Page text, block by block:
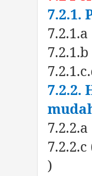
7.2.1.
7.2.2.
)